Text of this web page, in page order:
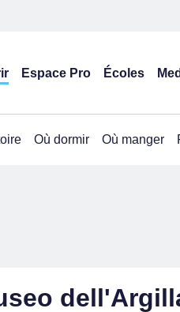
Espace Pro Écoles
Où dormir Où manger